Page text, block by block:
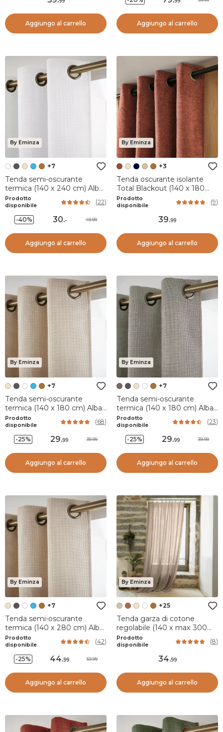
Aggiungo al carrello Aggiungo al carrello
By Eminza
+7
Tenda semi-oscurante
termica (140 x 240 cm) Alba
Bianco perla
Prodotto
disponibile
(22)
-40% 30.- 49.99
Aggiungo al carrello
By Eminza
+3
Tenda oscurante isolante
Total Blackout (140 x 180
cm) Magnus Terracotta
Prodotto
disponibile
(9)
39.99
Aggiungo al carrello
By Eminza
+7
Tenda semi-oscurante
termica (140 x 180 cm) Alba
Beige grège
Prodotto
disponibile
(68)
-25% 29.99 39.99
Aggiungo al carrello
By Eminza
+7
Tenda semi-oscurante
termica (140 x 180 cm) Alba
Tortora
Prodotto
disponibile
(23)
-25% 29.99 39.99
Aggiungo al carrello
By Eminza
+7
Tenda semi-oscurante
termica (140 x 280 cm) Alba
Beige grège
Prodotto
disponibile
(42)
-25% 44.99 59.99
Aggiungo al carrello
By Eminza
+25
Tenda garza di cotone
regolabile (140 x max 300
cm) Gaïa Marrone corda
Prodotto
disponibile
(8)
34.99
Aggiungo al carrello